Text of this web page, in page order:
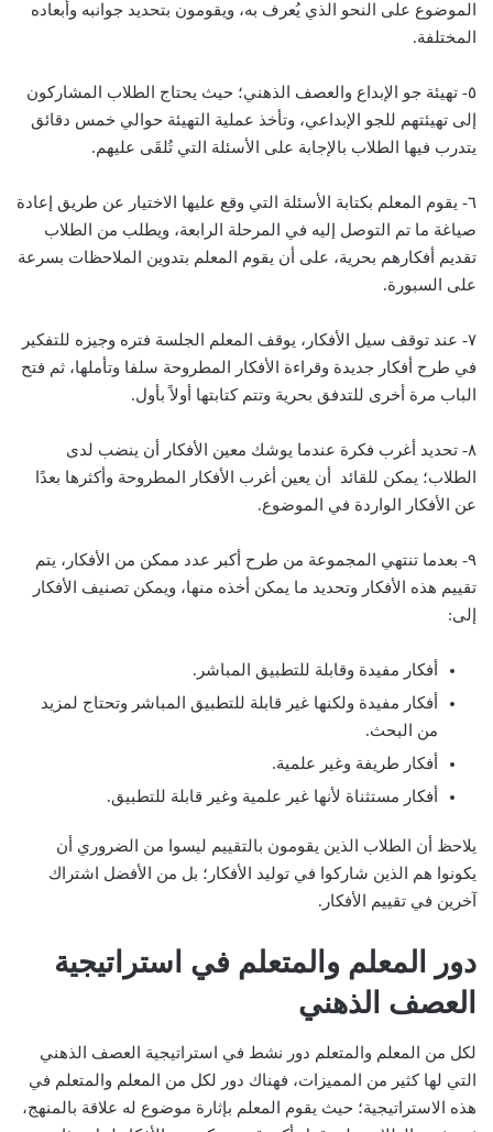
الموضوع على النحو الذي يُعرف به، ويقومون بتحديد جوانبه وأبعاده
المختلفة.
٥- تهيئة جو الإبداع والعصف الذهني؛ حيث يحتاج الطلاب المشاركون
إلى تهيئتهم للجو الإبداعي، وتأخذ عملية التهيئة حوالي خمس دقائق
يتدرب فيها الطلاب بالإجابة على الأسئلة التي تُلقَى عليهم.
٦- يقوم المعلم بكتابة الأسئلة التي وقع عليها الاختيار عن طريق إعادة
صياغة ما تم التوصل إليه في المرحلة الرابعة، ويطلب من الطلاب
تقديم أفكارهم بحرية، على أن يقوم المعلم بتدوين الملاحظات بسرعة
على السبورة.
٧- عند توقف سيل الأفكار، يوقف المعلم الجلسة فتره وجيزه للتفكير
في طرح أفكار جديدة وقراءة الأفكار المطروحة سلفا وتأملها، ثم فتح
الباب مرة أخرى للتدفق بحرية وتتم كتابتها أولاً بأول.
٨- تحديد أغرب فكرة عندما يوشك معين الأفكار أن ينضب لدى
الطلاب؛ يمكن للقائد أن يعين أغرب الأفكار المطروحة وأكثرها بعدًا
عن الأفكار الواردة في الموضوع.
٩- بعدما تنتهي المجموعة من طرح أكبر عدد ممكن من الأفكار، يتم
تقييم هذه الأفكار وتحديد ما يمكن أخذه منها، ويمكن تصنيف الأفكار
إلى:
أفكار مفيدة وقابلة للتطبيق المباشر.
أفكار مفيدة ولكنها غير قابلة للتطبيق المباشر وتحتاج لمزيد
من البحث.
أفكار طريفة وغير علمية.
أفكار مستثناة لأنها غير علمية وغير قابلة للتطبيق.
يلاحظ أن الطلاب الذين يقومون بالتقييم ليسوا من الضروري أن
يكونوا هم الذين شاركوا في توليد الأفكار؛ بل من الأفضل اشتراك
آخرين في تقييم الأفكار.
دور المعلم والمتعلم في استراتيجية
العصف الذهني
لكل من المعلم والمتعلم دور نشط في استراتيجية العصف الذهني
التي لها كثير من المميزات، فهناك دور لكل من المعلم والمتعلم في
هذه الاستراتيجية؛ حيث يقوم المعلم بإثارة موضوع له علاقة بالمنهج،